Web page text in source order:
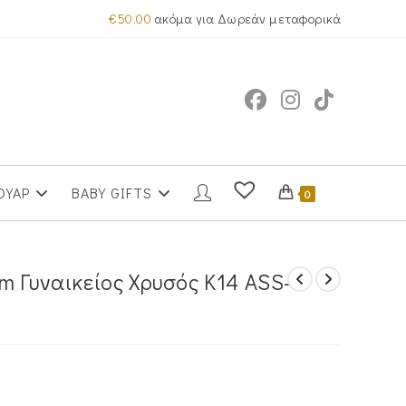
€50.00 ακόμα για Δωρεάν μεταφορικά
BABY GIFTS 0
Γυναικείος Χρυσός Κ14 ASS-